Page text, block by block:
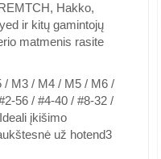
Hakko,
ir kitų gamintojų
matmenis rasite
/ M3 / M4 / M5 / M6 /
56 / #4-40 / #8-32 /
įkišimo
už hotend3